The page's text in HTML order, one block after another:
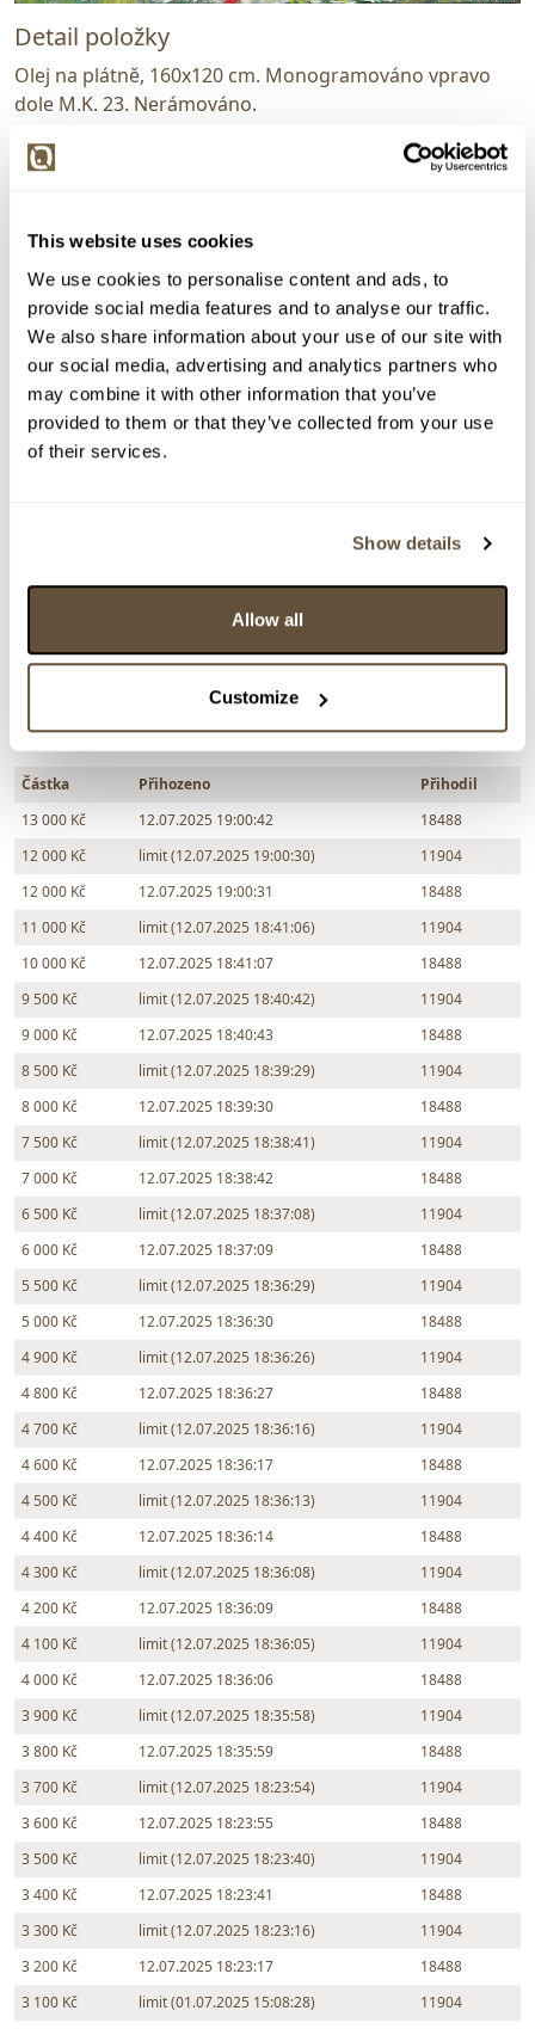
This website uses cookies
We use cookies to personalise content and ads, to
provide social media features and to analyse our traffic.
We also share information about your use of our site with
our social media, advertising and analytics partners who
may combine it with other information that you’ve
provided to them or that they’ve collected from your use
of their services.
Show details
Allow all
Customize
Detail položky
Olej na plátně, 160x120 cm. Monogramováno vpravo
dole M.K. 23. Nerámováno.
> Zobrazit detail položky a informace o autorovi
> zpět na aukční výsledky
VYDRAŽENO VELKÝ FORMÁT
MarKo
142373. Snový sklář
Dražba ukončena:
31.07.2025 20:22:00
Zpět na aukční výsledky
Chcete prodat obraz od stejného autora?
> Zobrazit informaci jak prodat obraz v aukci
Částka Přihozeno
Přihodil
13 000 Kč
12.07.2025 19:00:42
18488
12 000 Kč
limit (12.07.2025 19:00:30)
11904
12 000 Kč
12.07.2025 19:00:31
18488
11 000 Kč
limit (12.07.2025 18:41:06)
11904
10 000 Kč
12.07.2025 18:41:07
18488
9 500 Kč
limit (12.07.2025 18:40:42)
11904
9 000 Kč
12.07.2025 18:40:43
18488
8 500 Kč
limit (12.07.2025 18:39:29)
11904
8 000 Kč
12.07.2025 18:39:30
18488
7 500 Kč
limit (12.07.2025 18:38:41)
11904
7 000 Kč
12.07.2025 18:38:42
18488
6 500 Kč
limit (12.07.2025 18:37:08)
11904
6 000 Kč
12.07.2025 18:37:09
18488
5 500 Kč
limit (12.07.2025 18:36:29)
11904
5 000 Kč
12.07.2025 18:36:30
18488
4 900 Kč
limit (12.07.2025 18:36:26)
11904
4 800 Kč
12.07.2025 18:36:27
18488
4 700 Kč
limit (12.07.2025 18:36:16)
11904
4 600 Kč
12.07.2025 18:36:17
18488
4 500 Kč
limit (12.07.2025 18:36:13)
11904
4 400 Kč
12.07.2025 18:36:14
18488
4 300 Kč
limit (12.07.2025 18:36:08)
11904
4 200 Kč
12.07.2025 18:36:09
18488
4 100 Kč
limit (12.07.2025 18:36:05)
11904
4 000 Kč
12.07.2025 18:36:06
18488
3 900 Kč
limit (12.07.2025 18:35:58)
11904
3 800 Kč
12.07.2025 18:35:59
18488
3 700 Kč
limit (12.07.2025 18:23:54)
11904
3 600 Kč
12.07.2025 18:23:55
18488
3 500 Kč
limit (12.07.2025 18:23:40)
11904
3 400 Kč
12.07.2025 18:23:41
18488
3 300 Kč
limit (12.07.2025 18:23:16)
11904
3 200 Kč
12.07.2025 18:23:17
18488
3 100 Kč
limit (01.07.2025 15:08:28)
11904